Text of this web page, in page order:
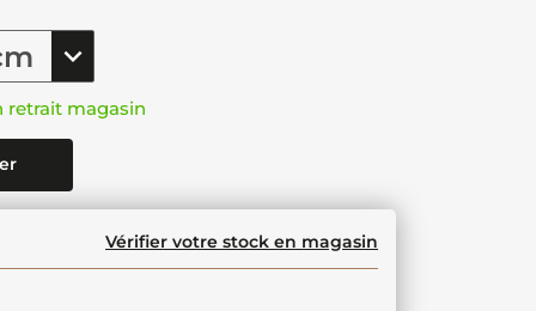
retrait magasin
Vérifier votre stock en magasin